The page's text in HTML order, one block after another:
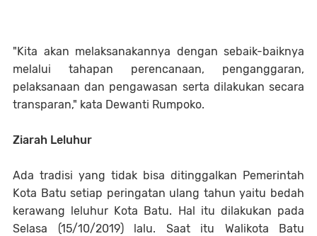
"Kita akan melaksanakannya dengan sebaik-baiknya
melalui tahapan perencanaan, penganggaran,
pelaksanaan dan pengawasan serta dilakukan secara
transparan," kata Dewanti Rumpoko.
Ziarah Leluhur
Ada tradisi yang tidak bisa ditinggalkan Pemerintah
Kota Batu setiap peringatan ulang tahun yaitu bedah
kerawang leluhur Kota Batu. Hal itu dilakukan pada
Selasa (15/10/2019) lalu. Saat itu Walikota Batu